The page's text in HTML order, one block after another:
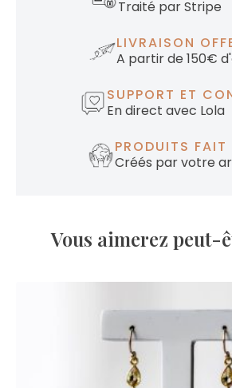
Traité par Stripe
LIVRAISON
A partir de 150€
SUPPORT ET
En direct avec Lola
PRODUITS FAIT
Créés par votre
Vous aimerez peut-